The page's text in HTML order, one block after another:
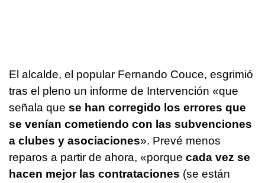
El alcalde, el popular Fernando Couce, esgrimió
tras el pleno un informe de Intervención «que
señala que se han corregido los errores que
se venían cometiendo con las subvenciones
a clubes y asociaciones». Prevé menos
reparos a partir de ahora, «porque cada vez se
hacen mejor las contrataciones (se están